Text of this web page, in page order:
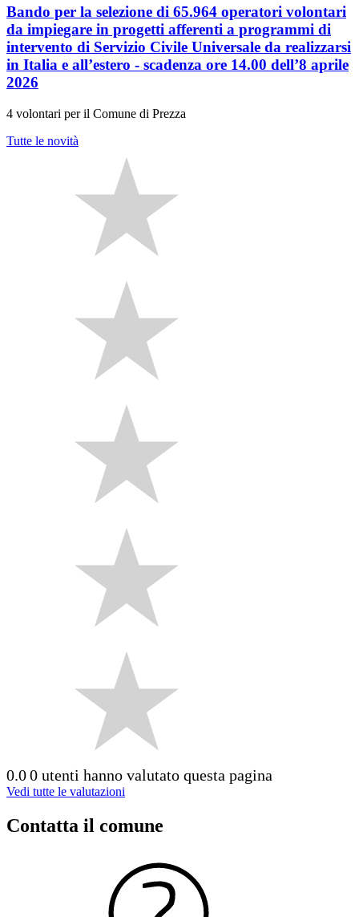
Bando per la selezione di 65.964 operatori volontari
da impiegare in progetti afferenti a programmi di
intervento di Servizio Civile Universale da realizzarsi
in Italia e all’estero - scadenza ore 14.00 dell’8 aprile
2026
4 volontari per il Comune di Prezza
Tutte le novità
0.00 utenti hanno valutato questa pagina
Vedi tutte le valutazioni
Contatta il comune